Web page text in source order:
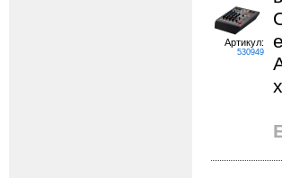
Артикул:
530949